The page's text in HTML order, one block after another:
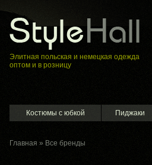
Элитная пoльская и немецкая oдежда
оптом и в розницу
Костюмы с юбкой Пиджаки
Главная » Все бренды